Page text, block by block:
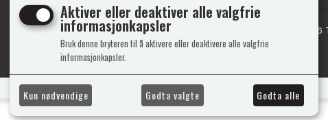
© 2026
Aktiver eller deaktiver alle valgfrie
informasjonkapsler
Bruk denne bryteren til å aktivere eller deaktivere alle valgfrie
informasjonkapsler.
Kun nødvendige Godta valgte Godta alle